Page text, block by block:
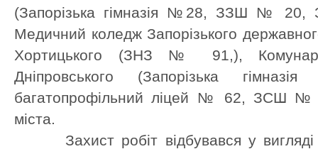
(Запорізька гімназія №28, ЗЗШ № 20,
Медичний коледж Запорізького
Хортицького (ЗНЗ № 91,),
Дніпровського (Запорізька
багатопрофільний ліцей № 62, ЗСШ
міста.
Захист робіт відбувався у вигляді